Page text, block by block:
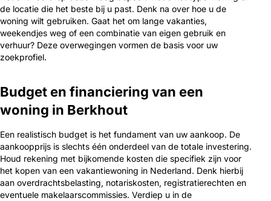
de locatie die het beste bij u past. Denk na over hoe u de
woning wilt gebruiken. Gaat het om lange vakanties,
weekendjes weg of een combinatie van eigen gebruik en
verhuur? Deze overwegingen vormen de basis voor uw
zoekprofiel.
Budget en financiering van een
woning in Berkhout
Een realistisch budget is het fundament van uw aankoop. De
aankoopprijs is slechts één onderdeel van de totale investering.
Houd rekening met bijkomende kosten die specifiek zijn voor
het kopen van een vakantiewoning in Nederland. Denk hierbij
aan overdrachtsbelasting, notariskosten, registratierechten en
eventuele makelaarscommissies. Verdiep u in de